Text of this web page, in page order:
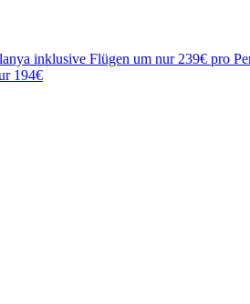
inklusive Flügen um nur 239€ pro
194€